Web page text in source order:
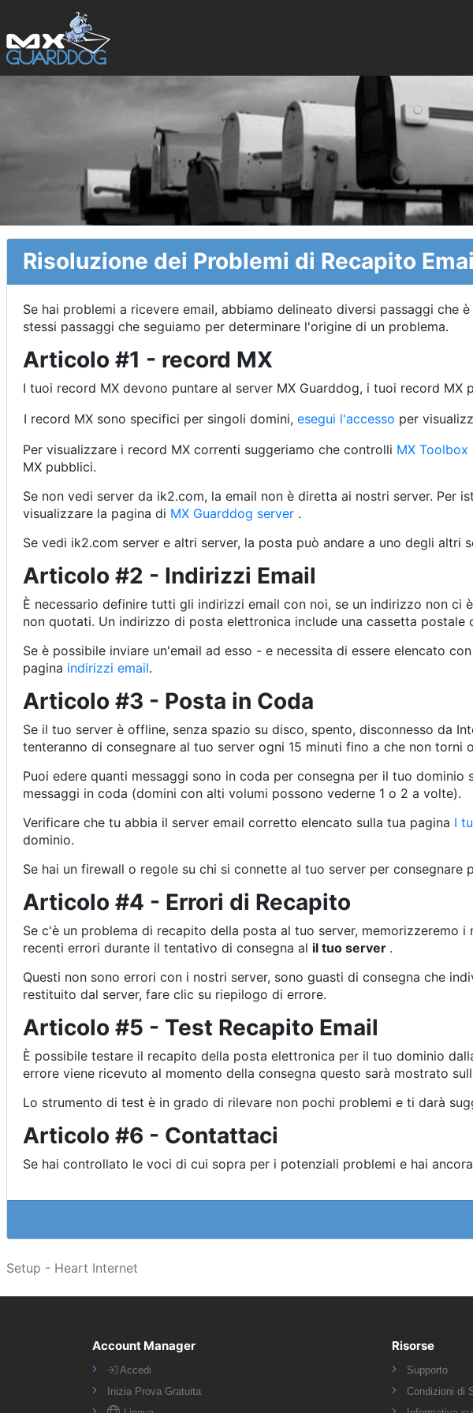
Risoluzione dei Problemi di Recapito
Se hai problemi a ricevere email, abbiamo delineato diversi passaggi
stessi passaggi che seguiamo per determinare l'origine di un problema.
Articolo #1 - record MX
I tuoi record MX devono puntare al server MX Guarddog, i tuoi record MX
I record MX sono specifici per singoli domini, esegui l'accesso per
Per visualizzare i record MX correnti suggeriamo che controlli MX Toolbox
MX pubblici.
Se non vedi server da ik2.com, la email non è diretta ai nostri server. Per
visualizzare la pagina di MX Guarddog server .
Se vedi ik2.com server e altri server, la posta può andare a uno degli
Articolo #2 - Indirizzi Email
È necessario definire tutti gli indirizzi email con noi, se un indirizzo non
non quotati. Un indirizzo di posta elettronica include una cassetta
Se è possibile inviare un'email ad esso - e necessita di essere elencato
pagina indirizzi email.
Articolo #3 - Posta in Coda
Se il tuo server è offline, senza spazio su disco, spento, disconnesso da
tenteranno di consegnare al tuo server ogni 15 minuti fino a che non torni
Puoi edere quanti messaggi sono in coda per consegna per il tuo dominio
messaggi in coda (domini con alti volumi possono vederne 1 o 2 a volte).
Verificare che tu abbia il server email corretto elencato sulla tua pagina I
dominio.
Se hai un firewall o regole su chi si connette al tuo server per consegnare
Articolo #4 - Errori di Recapito
Se c'è un problema di recapito della posta al tuo server, memorizzeremo
recenti errori durante il tentativo di consegna al il tuo server .
Questi non sono errori con i nostri server, sono guasti di consegna che
restituito dal server, fare clic su riepilogo di errore.
Articolo #5 - Test Recapito Email
È possibile testare il recapito della posta elettronica per il tuo dominio
errore viene ricevuto al momento della consegna questo sarà mostrato
Lo strumento di test è in grado di rilevare non pochi problemi e ti darà
Articolo #6 - Contattaci
Se hai controllato le voci di cui sopra per i potenziali problemi e hai
Setup - Heart Internet
Account Manager
Accedi
Inizia Prova Gratuita
Risorse
Supporto
Condizioni di